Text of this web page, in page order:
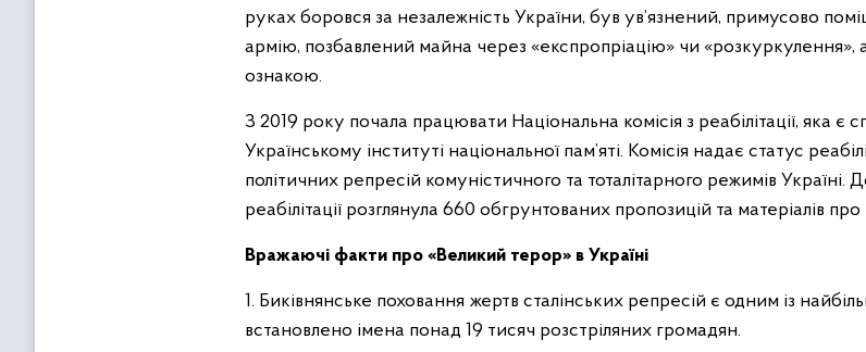
руках боровся за незалежність України, був ув’язнений, примусово
армію, позбавлений майна через «експропріацію» чи
ознакою.
З 2019 року почала працювати Національна комісія з реабілітації, яка
Українському інституті національної пам’яті. Комісія надає статус
політичних репресій комуністичного та тоталітарного режимів Україні.
реабілітації розглянула 660 обгрунтованих пропозицій та матеріалів про
Вражаючі факти про «Великий терор» в Україні
1. Биківнянське поховання жертв сталінських репресій є одним із
встановлено імена понад 19 тисяч розстріляних громадян.